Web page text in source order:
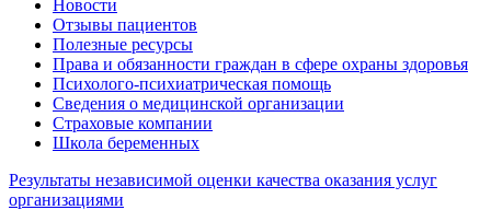
Новости
Отзывы пациентов
Полезные ресурсы
Права и обязанности граждан в сфере охраны здоровья
Психолого-психиатрическая помощь
Сведения о медицинской организации
Страховые компании
Школа беременных
Результаты независимой оценки качества оказания услуг
организациями